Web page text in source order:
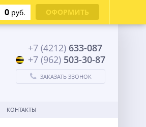
+7 (4212) 633-087
+7 (962) 503-30-87
ЗАКАЗАТЬ ЗВОНОК
КОНТАКТЫ
0 руб. ОФОРМИТЬ